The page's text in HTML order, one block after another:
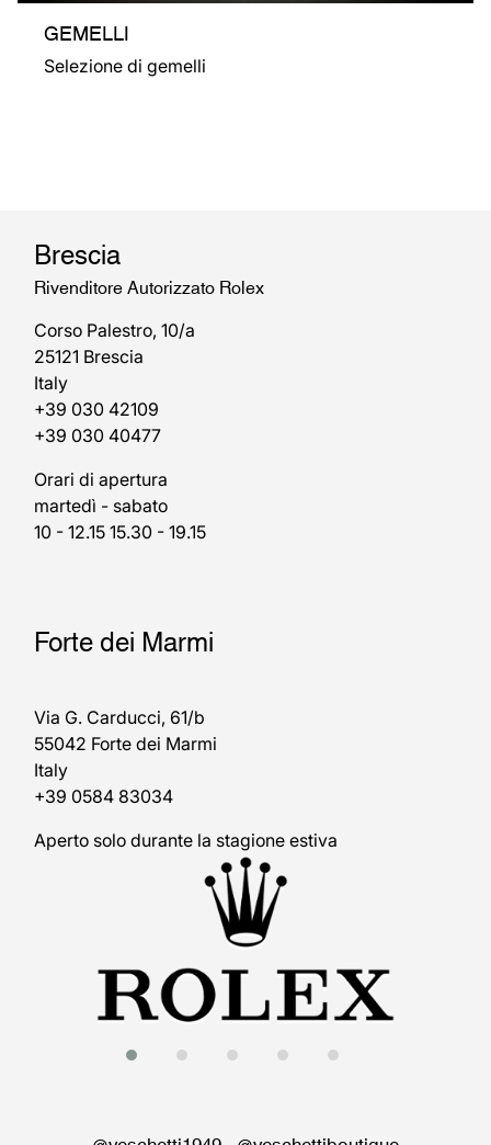
GEMELLI
Selezione di gemelli
Brescia
Rivenditore Autorizzato Rolex
Corso Palestro, 10/a
25121 Brescia
Italy
+39 030 42109
+39 030 40477
Orari di apertura
martedì - sabato
10 - 12.15 15.30 - 19.15
Forte dei Marmi
Via G. Carducci, 61/b
55042 Forte dei Marmi
Italy
+39 0584 83034
Aperto solo durante la stagione estiva